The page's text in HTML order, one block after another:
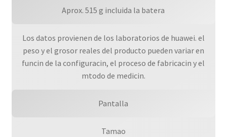
Aprox. 515 g incluida la batera
Los datos provienen de los laboratorios de huawei. el
peso y el grosor reales del producto pueden variar en
funcin de la configuracin, el proceso de fabricacin y el
mtodo de medicin.
Pantalla
Tamao